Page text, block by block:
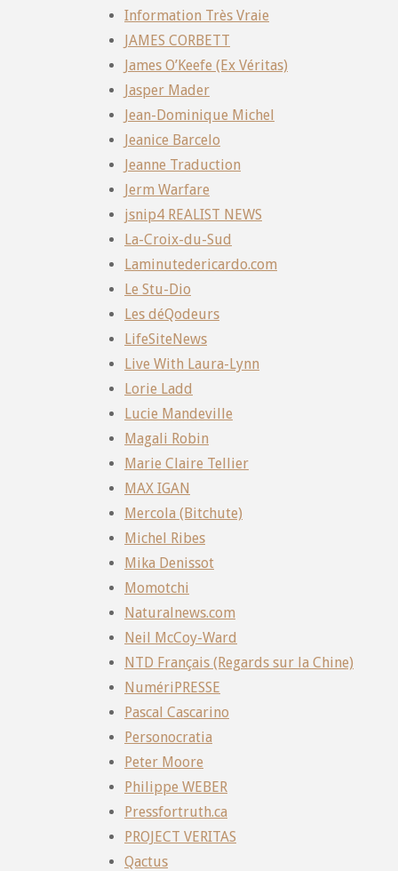
Information Très Vraie
JAMES CORBETT
James O’Keefe (Ex Véritas)
Jasper Mader
Jean-Dominique Michel
Jeanice Barcelo
Jeanne Traduction
Jerm Warfare
jsnip4 REALIST NEWS
La-Croix-du-Sud
Laminutedericardo.com
Le Stu-Dio
Les déQodeurs
LifeSiteNews
Live With Laura-Lynn
Lorie Ladd
Lucie Mandeville
Magali Robin
Marie Claire Tellier
MAX IGAN
Mercola (Bitchute)
Michel Ribes
Mika Denissot
Momotchi
Naturalnews.com
Neil McCoy-Ward
NTD Français (Regards sur la Chine)
NumériPRESSE
Pascal Cascarino
Personocratia
Peter Moore
Philippe WEBER
Pressfortruth.ca
PROJECT VERITAS
Qactus